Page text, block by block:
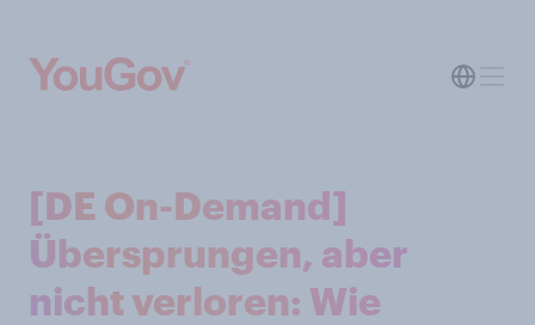
[DE On-Demand]
Übersprungen, aber
nicht verloren: Wie